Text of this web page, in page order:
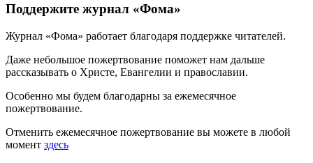
Поддержите журнал «Фома»
Журнал «Фома» работает благодаря поддержке читателей.
Даже небольшое пожертвование поможет нам дальше
рассказывать о Христе, Евангелии и православии.
Особенно мы будем благодарны за ежемесячное
пожертвование.
Отменить ежемесячное пожертвование вы можете в любой
момент здесь